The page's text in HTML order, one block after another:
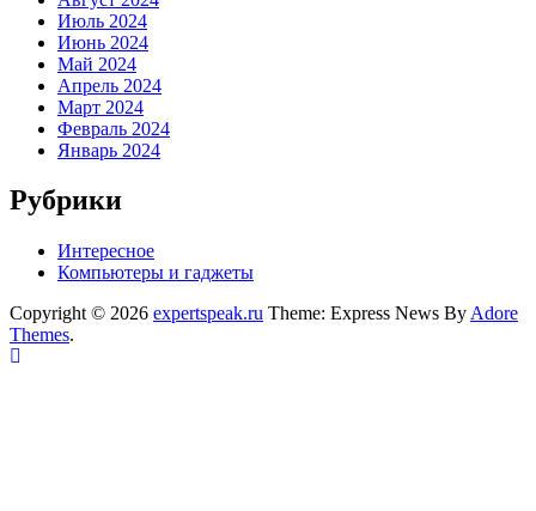
Июль 2024
Июнь 2024
Май 2024
Апрель 2024
Март 2024
Февраль 2024
Январь 2024
Рубрики
Интересное
Компьютеры и гаджеты
Copyright © 2026 expertspeak.ru Theme: Express News By Adore
Themes.